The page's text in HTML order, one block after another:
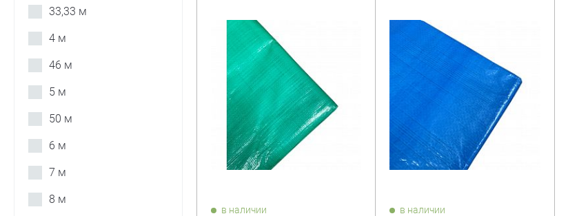
33,33 м
4 м
46 м
5 м
50 м
6 м
7 м
8 м
в наличии в наличии